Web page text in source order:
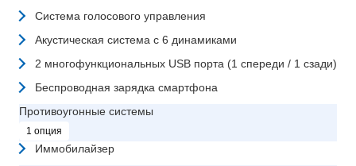
Система голосового управления
Акустическая система с 6 динамиками
2 многофункциональных USB порта (1 спереди / 1 сзади)
Беспроводная зарядка смартфона
Противоугонные системы
1 опция
Иммобилайзер